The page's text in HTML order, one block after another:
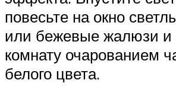
повесьте на окно
или бежевые жалюзи и
комнату очарованием
белого цвета.